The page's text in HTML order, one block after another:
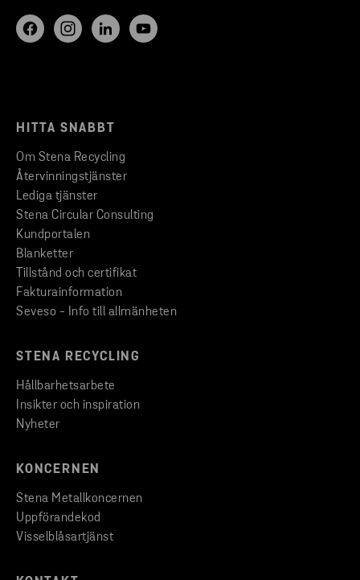
HITTA SNABBT
Om Stena Recycling
Återvinningstjänster
Lediga tjänster
Stena Circular Consulting
Kundportalen
Blanketter
Tillstånd och certifikat
Fakturainformation
Seveso - Info till allmänheten
STENA RECYCLING
Hållbarhetsarbete
Insikter och inspiration
Nyheter
KONCERNEN
Stena Metallkoncernen
Uppförandekod
Visselblåsartjänst